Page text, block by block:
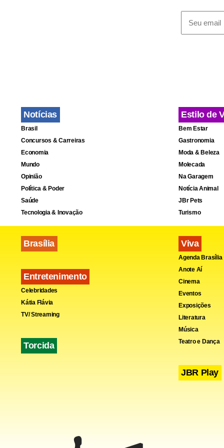
o mercado
setor
Procurado,
se
Importante
Entidades
sendo
Notícias
Brasil
Concursos & Carreiras
Economia
Mundo
Opinião
Política & Poder
Saúde
Tecnologia & Inovação
Brasília
Entretenimento
Celebridades
Kátia Flávia
TV/ Streaming
Torcida
Estilo de
Bem Estar
Gastronomia
Moda & Beleza
Molecada
Na Garagem
Notícia Animal
JBr Pets
Turismo
Viva
Agenda Brasília
Anote Aí
Cinema
Eventos
Exposições
Literatura
Música
Teatro e Dança
JBR Play